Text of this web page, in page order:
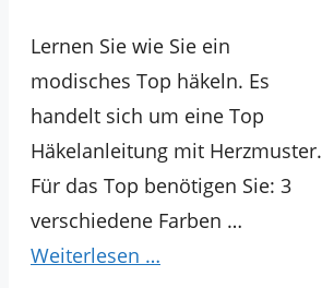
Lernen Sie wie Sie ein
modisches Top häkeln. Es
handelt sich um eine Top
Häkelanleitung mit Herzmuster.
Für das Top benötigen Sie: 3
verschiedene Farben …
Weiterlesen …